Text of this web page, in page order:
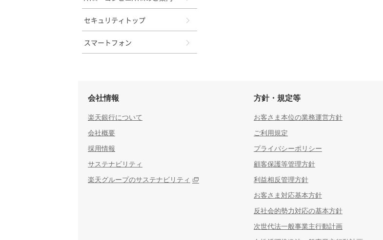
セキュリティトップ
スマートフォン
会社情報
楽天銀行について
会社概要
採用情報
サステナビリティ
楽天グループのサステナビリティ
方針・規定等
お客さま本位の業務運営方針
ご利用規定
プライバシーポリシー
顧客保護等管理方針
利益相反管理方針
お客さま対応基本方針
反社会的勢力対応の基本方針
次世代法一般事業主行動計画